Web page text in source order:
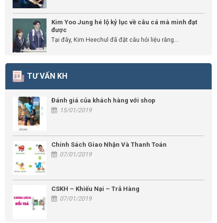
Kim Yoo Jung hé lộ kỷ lục về câu cá mà mình đạt
được
Tại đây, Kim Heechul đã đặt câu hỏi liệu rằng...
TƯ VẤN KH
Đánh giá của khách hàng với shop
15/01/2019
Chính Sách Giao Nhận Và Thanh Toán
07/01/2019
CSKH – Khiếu Nại – Trả Hàng
07/01/2019